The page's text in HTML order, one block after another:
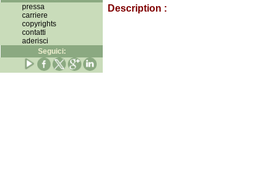
pressa
carriere
copyrights
contatti
aderisci
Seguici:
Description :